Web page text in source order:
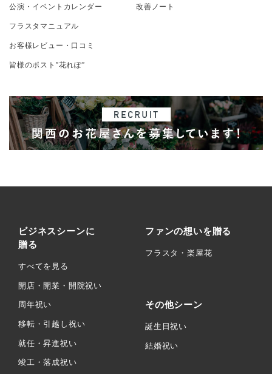
公演・イベントカレンダー
フラスタマニュアル
お客様レビュー・口コミ
皆様のポスト”花れぽ”
改善ノート
ビジネスシーンに
贈る
すべてを見る
開店・開業・開院祝い
周年祝い
移転・引越し祝い
就任・昇進祝い
竣工・落成祝い
ファンの想いを贈る
フラスタ・楽屋花
その他シーン
誕生日祝い
結婚祝い